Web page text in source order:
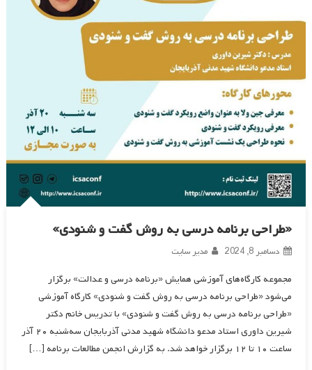
«طراحی برنامه درسی به روش گفت و شنودی»
دسامبر 8, 2024 مدیر سایت
مجموعه کارگاه‌های آموزشی همایش «برنامه درسی و عدالت» برگزار
می‌شود «طراحی برنامه درسی به روش گفت و شنودی» کارگاه آموزشی
«طراحی برنامه درسی به روش گفت و شنودی» با تدریس خانم دکتر
شیرین داوری استاد مدعو دانشگاه شهید مدنی آذربایجان سه‌شنبه ۲۰ آذر
ساعت ۱۰ تا ۱۲ برگزار خواهد شد. به گزارش انجمن مطالعات برنامه […]